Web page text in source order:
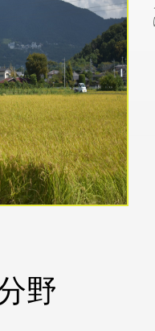
野